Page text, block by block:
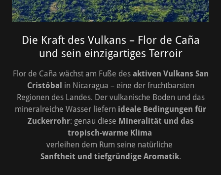
Die Kraft des Vulkans – Flor de Caña
und sein einzigartiges Terroir
Flor de Caña wächst am Fuße des aktiven Vulkans San
Cristóbal in Nicaragua – eine der fruchtbarsten
Regionen des Landes. Der vulkanische Boden und das
mineralreiche Wasser liefern ideale Bedingungen für
Zuckerrohr: genau diese Mineralität und das
tropisch-warme Klima
verleihen dem Rum seine natürliche
Sanftheit und tiefgründige Aromatik.